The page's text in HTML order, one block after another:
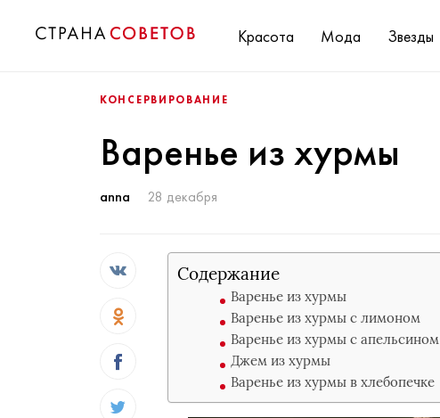
Красота Мода Звезды
КОНСЕРВИРОВАНИЕ
Варенье из хурмы
anna 28 декабря
Содержание
Варенье из хурмы
Варенье из хурмы с лимоном
Варенье из хурмы с апельсином
Джем из хурмы
Варенье из хурмы в хлебопечке